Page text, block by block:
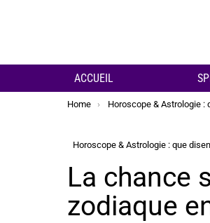
ACCUEIL
You are here:
Home Horoscope & Astrologie : que
Horoscope & Astrologie : que
La chance
zodiaque